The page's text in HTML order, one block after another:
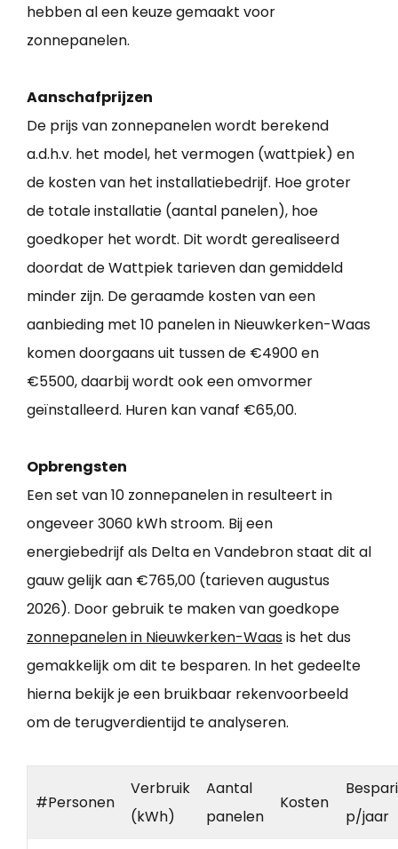
hebben al een keuze gemaakt voor
zonnepanelen.
Aanschafprijzen
De prijs van zonnepanelen wordt berekend
a.d.h.v. het model, het vermogen (wattpiek) en
de kosten van het installatiebedrijf. Hoe groter
de totale installatie (aantal panelen), hoe
goedkoper het wordt. Dit wordt gerealiseerd
doordat de Wattpiek tarieven dan gemiddeld
minder zijn. De geraamde kosten van een
aanbieding met 10 panelen in Nieuwkerken-Waas
komen doorgaans uit tussen de €4900 en
€5500, daarbij wordt ook een omvormer
geïnstalleerd. Huren kan vanaf €65,00.
Opbrengsten
Een set van 10 zonnepanelen in resulteert in
ongeveer 3060 kWh stroom. Bij een
energiebedrijf als Delta en Vandebron staat dit al
gauw gelijk aan €765,00 (tarieven augustus
2026). Door gebruik te maken van goedkope
zonnepanelen in Nieuwkerken-Waasis het dus
gemakkelijk om dit te besparen. In het gedeelte
hierna bekijk je een bruikbaar rekenvoorbeeld
om de terugverdientijd te analyseren.
#Personen
Verbruik
(kWh)
Aantal
panelen
Kosten
p/jaar